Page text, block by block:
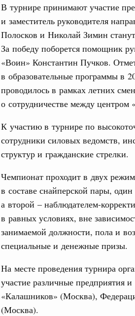
В турнире принимают участие
и заместитель руководителя
Полосков и Николай Зимин
За победу поборется помощник
«Воин» Константин Пучков.
в образовательные программы в
проводилось в рамках летних
о сотрудничестве между
К участию в турнире по
сотрудники силовых ведомств,
структур и гражданские стрелки.
Чемпионат проходит в двух
в составе снайперской пары,
а второй – наблюдателем-
в равных условиях, вне
занимаемой должности, пола и
специальные и денежные призы.
На месте проведения турнира
участие различные предприятия
«Калашников» (Москва),
(Москва).
«Единый заказчик»
и реконструкцию более
ситуации и ликвидация их
провёл заседание
чрезвычайной
профессиональное образование
Установлен
колледжей и
экономический союз.
Оверчука по
экономический союз.